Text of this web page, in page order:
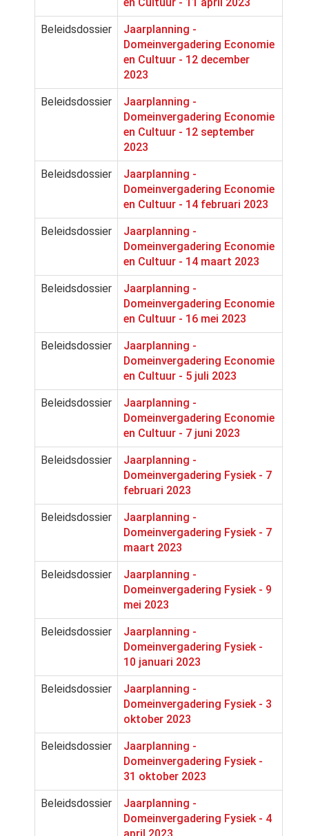
Beleidsdossier
Jaarplanning -
Domeinvergadering Economie
en Cultuur - 12 december
2023
Beleidsdossier
Jaarplanning -
Domeinvergadering Economie
en Cultuur - 12 september
2023
Beleidsdossier
Jaarplanning -
Domeinvergadering Economie
en Cultuur - 14 februari 2023
Beleidsdossier
Jaarplanning -
Domeinvergadering Economie
en Cultuur - 14 maart 2023
Beleidsdossier
Jaarplanning -
Domeinvergadering Economie
en Cultuur - 16 mei 2023
Beleidsdossier
Jaarplanning -
Domeinvergadering Economie
en Cultuur - 5 juli 2023
Beleidsdossier
Jaarplanning -
Domeinvergadering Economie
en Cultuur - 7 juni 2023
Beleidsdossier
Jaarplanning -
Domeinvergadering Fysiek - 7
februari 2023
Beleidsdossier
Jaarplanning -
Domeinvergadering Fysiek - 7
maart 2023
Beleidsdossier
Jaarplanning -
Domeinvergadering Fysiek - 9
mei 2023
Beleidsdossier
Jaarplanning -
Domeinvergadering Fysiek -
10 januari 2023
Beleidsdossier
Jaarplanning -
Domeinvergadering Fysiek - 3
oktober 2023
Beleidsdossier
Jaarplanning -
Domeinvergadering Fysiek -
31 oktober 2023
Beleidsdossier
Jaarplanning -
Domeinvergadering Fysiek - 4